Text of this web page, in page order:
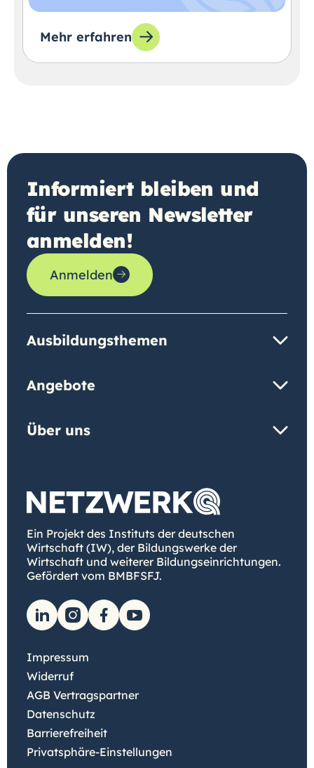
Mehr erfahren
Informiert bleiben und
für unseren Newsletter
anmelden!
Anmelden
Ausbildungsthemen
Angebote
Über uns
Ein Projekt des Instituts der deutschen
Wirtschaft (IW), der Bildungswerke der
Wirtschaft und weiterer Bildungseinrichtungen.
Gefördert vom BMBFSFJ.
Impressum
Widerruf
AGB Vertragspartner
Datenschutz
Barrierefreiheit
Privatsphäre-Einstellungen